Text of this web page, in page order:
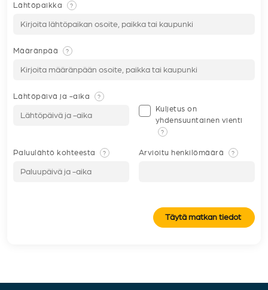
Lähtöpaikka ?
Määränpää ?
Lähtöpäivä ja -aika ?
Kuljetus on
yhdensuuntainen vienti
?
Paluulähtö kohteesta ? Arvioitu henkilömäärä ?
Täytä matkan tiedot